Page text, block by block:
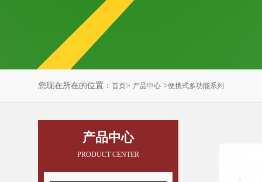
您现在所在的位置： 首页> 产品中心 >便携式多功能系列
产品中心
PRODUCT CENTER